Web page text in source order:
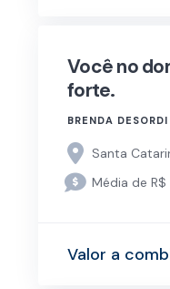
Você no
forte.
BRENDA DESORDI
Santa
Média de
Valor a